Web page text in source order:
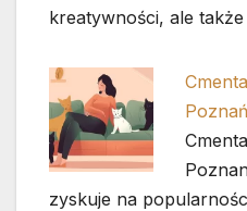
kreatywności, ale
Poznań
zyskuje na